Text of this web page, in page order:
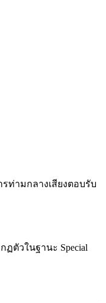
ท่ามกลางเสียงตอบรับ
ตัวในฐานะ Special